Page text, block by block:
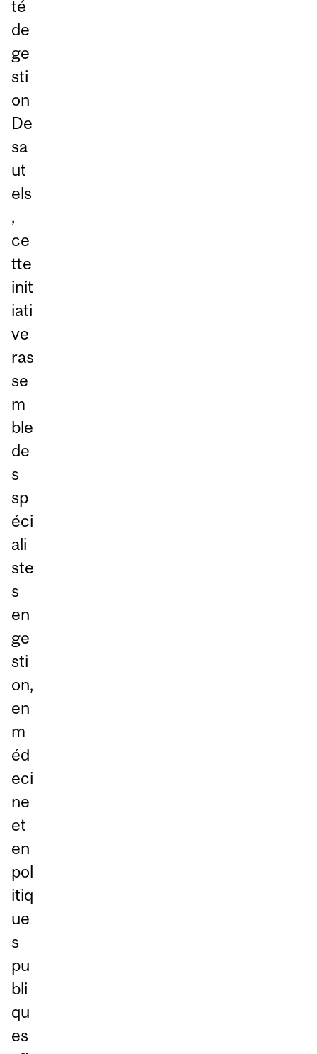
té
de
ge
sti
on
De
sa
ut
els
,
ce
tte
init
iati
ve
ras
se
m
ble
de
s
sp
éci
ali
ste
s
en
ge
sti
on,
en
m
éd
eci
ne
et
en
pol
itiq
ue
s
pu
bli
qu
es